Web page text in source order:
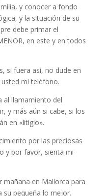
y conocer a fondo
y la situación de su
debe primar el
en este y en todos
si fuera así, no dude en
mi teléfono.
al llamamiento del
y más aún si cabe, si los
en «litigio».
por las preciosas
y por favor, sienta mi
mañana en Mallorca para
su pequeña lo mejor.